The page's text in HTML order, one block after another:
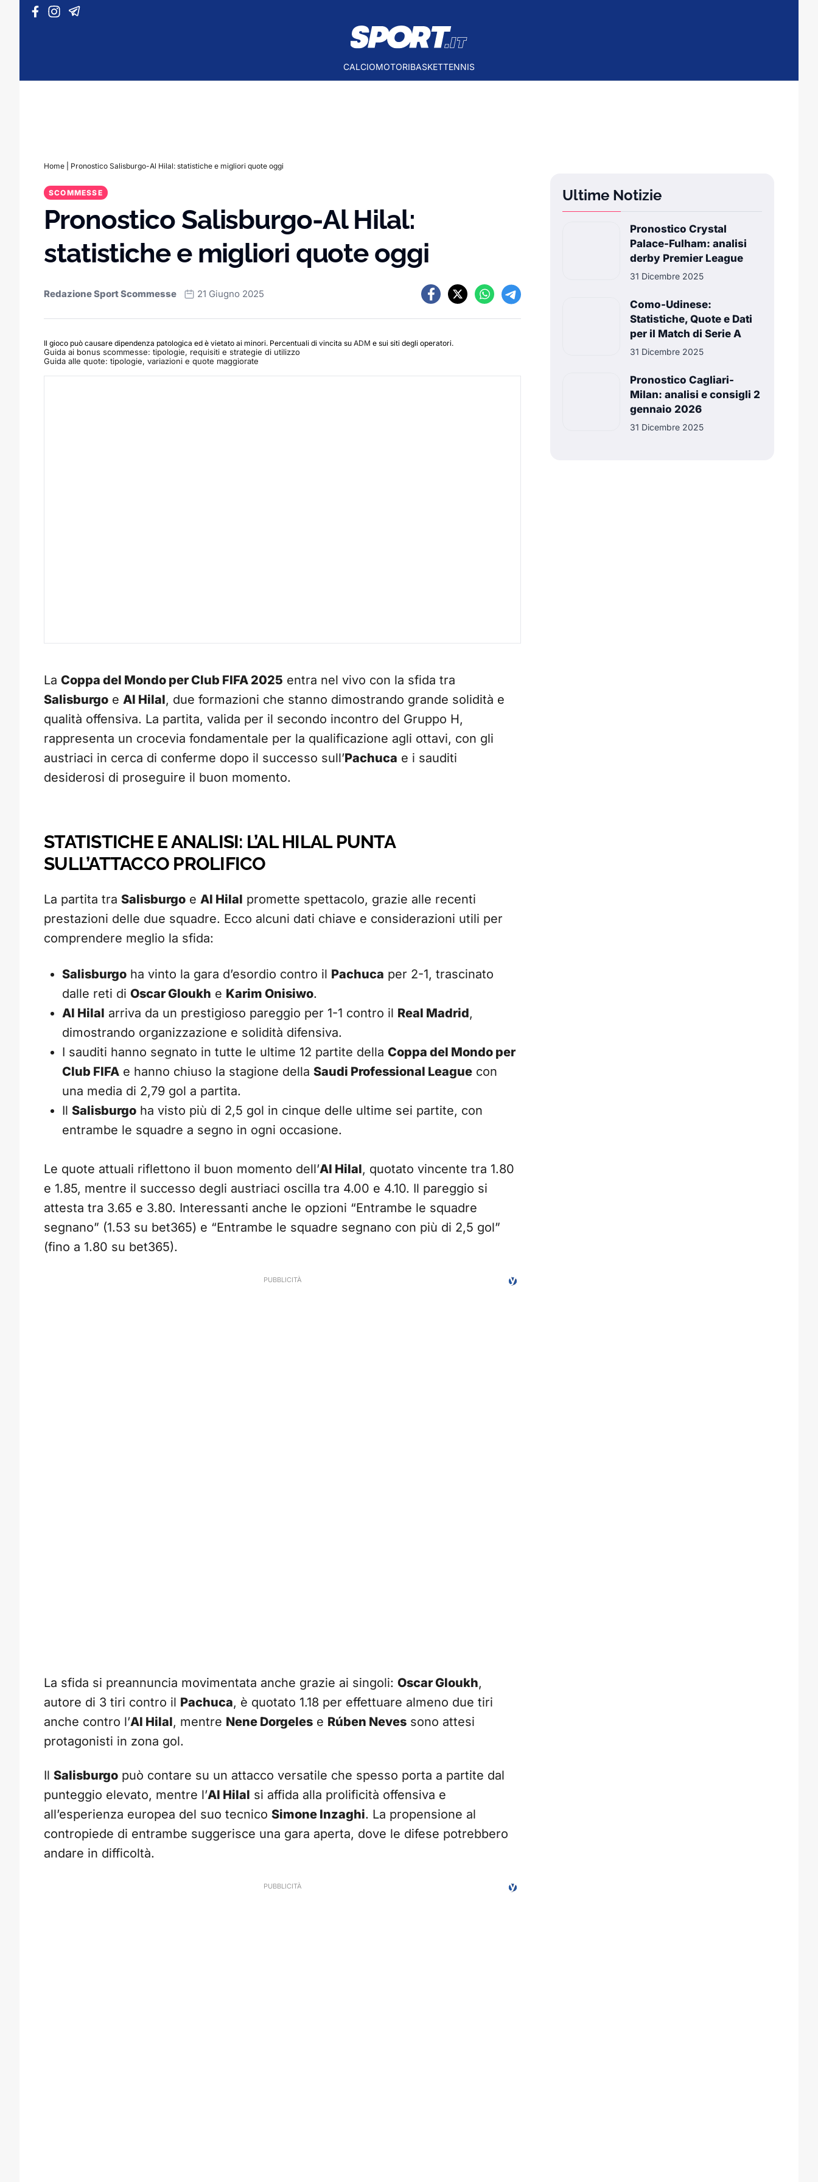
Vai al contenuto
CALCIOMOTORIBASKETTENNIS
Home Pronostico Salisburgo-Al Hilal: statistiche e migliori quote oggi
SCOMMESSE
Pronostico Salisburgo-Al Hilal:
statistiche e migliori quote oggi
Redazione Sport Scommesse 21 Giugno 2025
Il gioco può causare dipendenza patologica ed è vietato ai minori. Percentuali di vincita su ADM e sui siti degli operatori.
Guida ai bonus scommesse: tipologie, requisiti e strategie di utilizzo
Guida alle quote: tipologie, variazioni e quote maggiorate
La Coppa del Mondo per Club FIFA 2025 entra nel vivo con la sfida tra
Salisburgo e Al Hilal, due formazioni che stanno dimostrando grande solidità e
qualità offensiva. La partita, valida per il secondo incontro del Gruppo H,
rappresenta un crocevia fondamentale per la qualificazione agli ottavi, con gli
austriaci in cerca di conferme dopo il successo sull’Pachuca e i sauditi
desiderosi di proseguire il buon momento.
STATISTICHE E ANALISI: L’AL HILAL PUNTA
SULL’ATTACCO PROLIFICO
La partita tra Salisburgo e Al Hilal promette spettacolo, grazie alle recenti
prestazioni delle due squadre. Ecco alcuni dati chiave e considerazioni utili per
comprendere meglio la sfida:
Salisburgo ha vinto la gara d’esordio contro il Pachuca per 2-1, trascinato
dalle reti di Oscar Gloukh e Karim Onisiwo.
Al Hilal arriva da un prestigioso pareggio per 1-1 contro il Real Madrid,
dimostrando organizzazione e solidità difensiva.
I sauditi hanno segnato in tutte le ultime 12 partite della Coppa del Mondo per
Club FIFA e hanno chiuso la stagione della Saudi Professional League con
una media di 2,79 gol a partita.
Il Salisburgo ha visto più di 2,5 gol in cinque delle ultime sei partite, con
entrambe le squadre a segno in ogni occasione.
Le quote attuali riflettono il buon momento dell’Al Hilal, quotato vincente tra 1.80
e 1.85, mentre il successo degli austriaci oscilla tra 4.00 e 4.10. Il pareggio si
attesta tra 3.65 e 3.80. Interessanti anche le opzioni “Entrambe le squadre
segnano” (1.53 su bet365) e “Entrambe le squadre segnano con più di 2,5 gol”
(fino a 1.80 su bet365).
La sfida si preannuncia movimentata anche grazie ai singoli: Oscar Gloukh,
autore di 3 tiri contro il Pachuca, è quotato 1.18 per effettuare almeno due tiri
anche contro l’Al Hilal, mentre Nene Dorgeles e Rúben Neves sono attesi
protagonisti in zona gol.
Il Salisburgo può contare su un attacco versatile che spesso porta a partite dal
punteggio elevato, mentre l’Al Hilal si affida alla prolificità offensiva e
all’esperienza europea del suo tecnico Simone Inzaghi. La propensione al
contropiede di entrambe suggerisce una gara aperta, dove le difese potrebbero
andare in difficoltà.
Ultime Notizie
Pronostico Crystal
Palace-Fulham: analisi
derby Premier League
31 Dicembre 2025
Como-Udinese:
Statistiche, Quote e Dati
per il Match di Serie A
31 Dicembre 2025
Pronostico Cagliari-
Milan: analisi e consigli 2
gennaio 2026
31 Dicembre 2025